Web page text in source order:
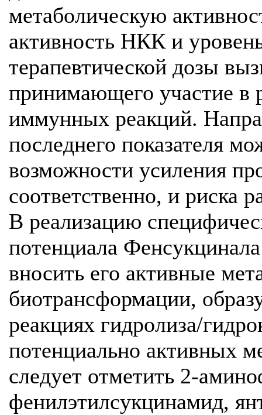
метаболическую
активность НКК и
терапевтической дозы
принимающего участие в
иммунных реакций.
последнего показателя
возможности усиления
соответственно, и риска
В реализацию
потенциала
вносить его активные
биотрансформации,
реакциях гидролиза/
потенциально активных
следует отметить 2-
фенилэтилсукцинамид,